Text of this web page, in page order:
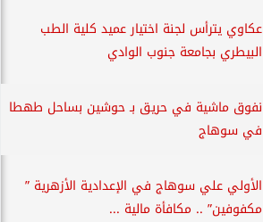
عكاوي يترأس لجنة اختيار عميد كلية الطب
البيطري بجامعة جنوب الوادي
نفوق ماشية في حريق بـ حوشين بساحل طهطا
في سوهاج
الأولي علي سوهاج في الإعدادية الأزهرية ”
مكفوفين” .. مكافأة مالية ...